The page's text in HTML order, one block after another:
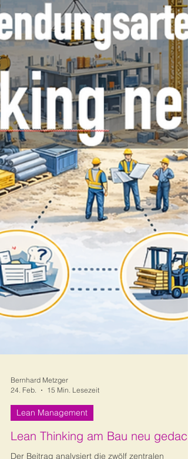
Bernhard Metzger
24. Feb.
15 Min. Lesezeit
Lean Management